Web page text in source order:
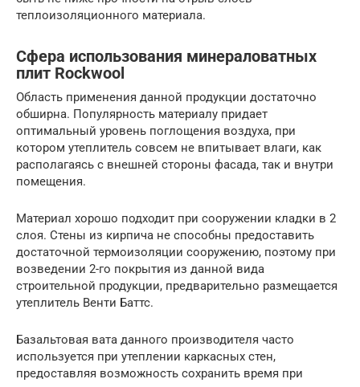
теплоизоляционного материала.
Сфера использования минераловатных
плит Rockwool
Область применения данной продукции достаточно
обширна. Популярность материалу придает
оптимальный уровень поглощения воздуха, при
котором утеплитель совсем не впитывает влаги, как
располагаясь с внешней стороны фасада, так и внутри
помещения.
Материал хорошо подходит при сооружении кладки в 2
слоя. Стены из кирпича не способны предоставить
достаточной термоизоляции сооружению, поэтому при
возведении 2-го покрытия из данной вида
строительной продукции, предварительно размещается
утеплитель Венти Баттс.
Базальтовая вата данного производителя часто
используется при утеплении каркасных стен,
предоставляя возможность сохранить время при